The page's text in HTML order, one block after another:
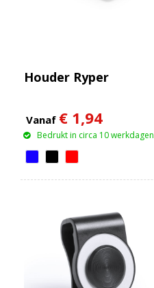
Houder Ryper
Vanaf € 1,94
Bedrukt in circa 10 werkdagen